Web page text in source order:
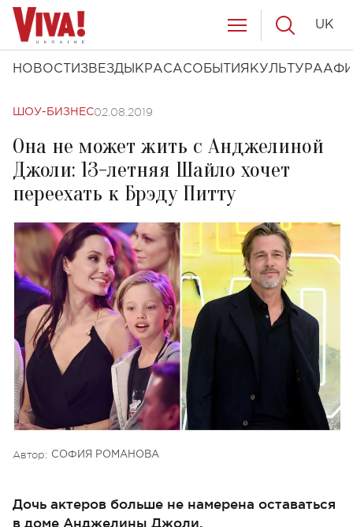
НОВОСТИ ЗВЕЗДЫ КРАСАСОБЫТИЯ КУЛЬТУРА
UK
ШОУ-БИЗНЕС02.08.2019
Она не может жить с Анджелиной
Джоли: 13-летняя Шайло хочет
переехать к Брэду Питту
Автор: СОФИЯ РОМАНОВА
Дочь актеров больше не намерена оставаться
в доме Анджелины Джоли.